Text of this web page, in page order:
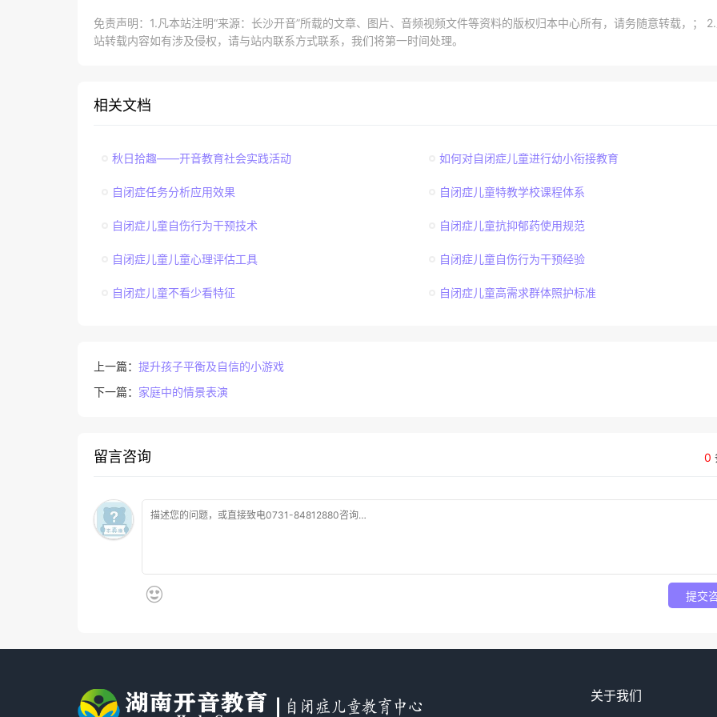
免责声明：1.凡本站注明“来源：长沙开音”所载的文章、图片、音频视频文件等资料的版权归本中心所有，请务随意转载，；
站转载内容如有涉及侵权，请与站内联系方式联系，我们将第一时间处理。
相关文档
秋日拾趣——开音教育社会实践活动 如何对自闭症儿童进行幼小衔接教育
自闭症任务分析应用效果 自闭症儿童特教学校课程体系
自闭症儿童自伤行为干预技术 自闭症儿童抗抑郁药使用规范
自闭症儿童儿童心理评估工具 自闭症儿童自伤行为干预经验
自闭症儿童不看少看特征 自闭症儿童高需求群体照护标准
上一篇： 提升孩子平衡及自信的小游戏
下一篇： 家庭中的情景表演
0
留言咨询
提交
关于我们